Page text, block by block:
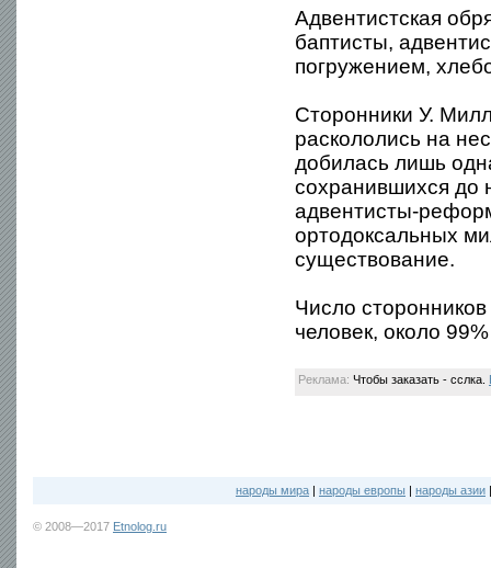
Адвентистская
баптисты,
погружением,
Сторонники У.
раскололись на
добилась лишь
сохранившихся до
адвентисты-
ортодоксальных
существование.
Число
человек, около
Реклама: Чтобы заказать - сслка.
народы мира | народы европы | народы азии
© 2008—2017 Etnolog.ru